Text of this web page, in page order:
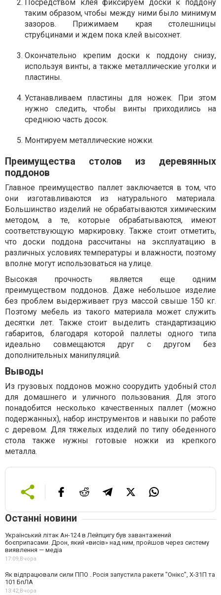
Посредством клея фиксируем доски к поддону
таким образом, чтобы между ними было минимум
зазоров. Прижимаем края столешницы
струбцинами и ждем пока клей высохнет.
Окончательно крепим доски к поддону снизу,
используя винты, а также металлические уголки и
пластины.
Устанавливаем пластины для ножек. При этом
нужно следить, чтобы винты приходились на
среднюю часть досок.
Монтируем металлические ножки.
Преимущества столов из деревянных
поддонов
Главное преимущество паллет заключается в том, что
они изготавливаются из натурального материала.
Большинство изделий не обрабатываются химическим
методом, а те, которые обрабатываются, имеют
соответствующую маркировку. Также стоит отметить,
что доски поддона рассчитаны на эксплуатацию в
различных условиях температуры и влажности, поэтому
вполне могут использоваться на улице.
Высокая прочность является еще одним
преимуществом поддонов. Даже небольшое изделие
без проблем выдерживает груз массой свыше 150 кг.
Поэтому мебель из такого материала может служить
десятки лет. Также стоит выделить стандартизацию
габаритов, благодаря которой паллеты одного типа
идеально совмещаются друг с другом без
дополнительных манипуляций.
Выводы
Из грузовых поддонов можно соорудить удобный стол
для домашнего и уличного пользования. Для этого
понадобится несколько качественных паллет (можно
подержанных), набор инструментов и навыки по работе
с деревом. Для тяжелых изделий по типу обеденного
стола также нужны готовые ножки из крепкого
металла.
Останні новини
Український літак Ан-124 в Лейпцигу був завантажений
боєприпасами. Дрон, який «висів» над ним, пройшов через систему
виявлення — медіа
17:09, Вчора
Як відпрацювали сили ППО . Росія запустила ракети "Онікс", Х-31П та
101 БпЛА
13:42, Вчора